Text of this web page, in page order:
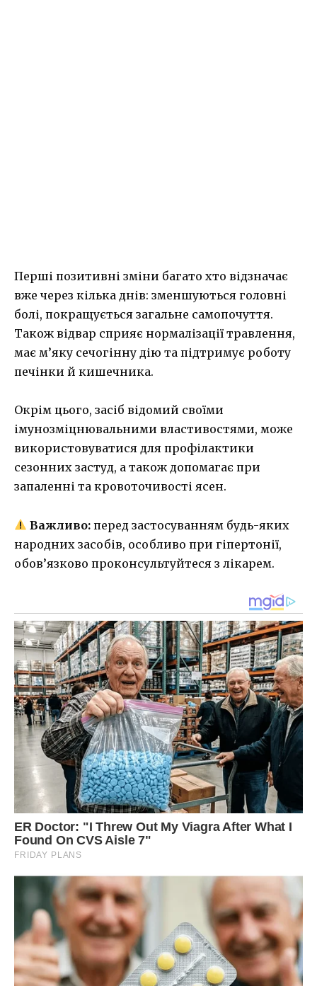
Перші позитивні зміни багато хто відзначає
вже через кілька днів: зменшуються головні
болі, покращується загальне самопочуття.
Також відвар сприяє нормалізації травлення,
має м’яку сечогінну дію та підтримує роботу
печінки й кишечника.
Окрім цього, засіб відомий своїми
імунозміцнювальними властивостями, може
використовуватися для профілактики
сезонних застуд, а також допомагає при
запаленні та кровоточивості ясен.
Важливо: перед застосуванням будь-яких
народних засобів, особливо при гіпертонії,
обов’язково проконсультуйтеся з лікарем.